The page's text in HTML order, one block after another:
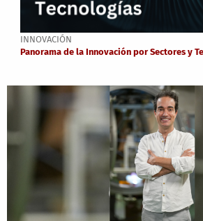
INNOVACIÓN
Panorama de la Innovación por Sectores y